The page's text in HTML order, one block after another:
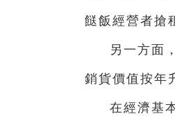
餸飯經營者搶
另一方面
銷貨價值按年
在經濟基